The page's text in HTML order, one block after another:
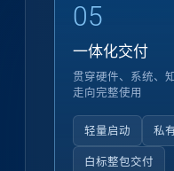
05
一体化交付
贯穿硬件、系统、
走向完整使用
轻量启动 私
白标整包交付